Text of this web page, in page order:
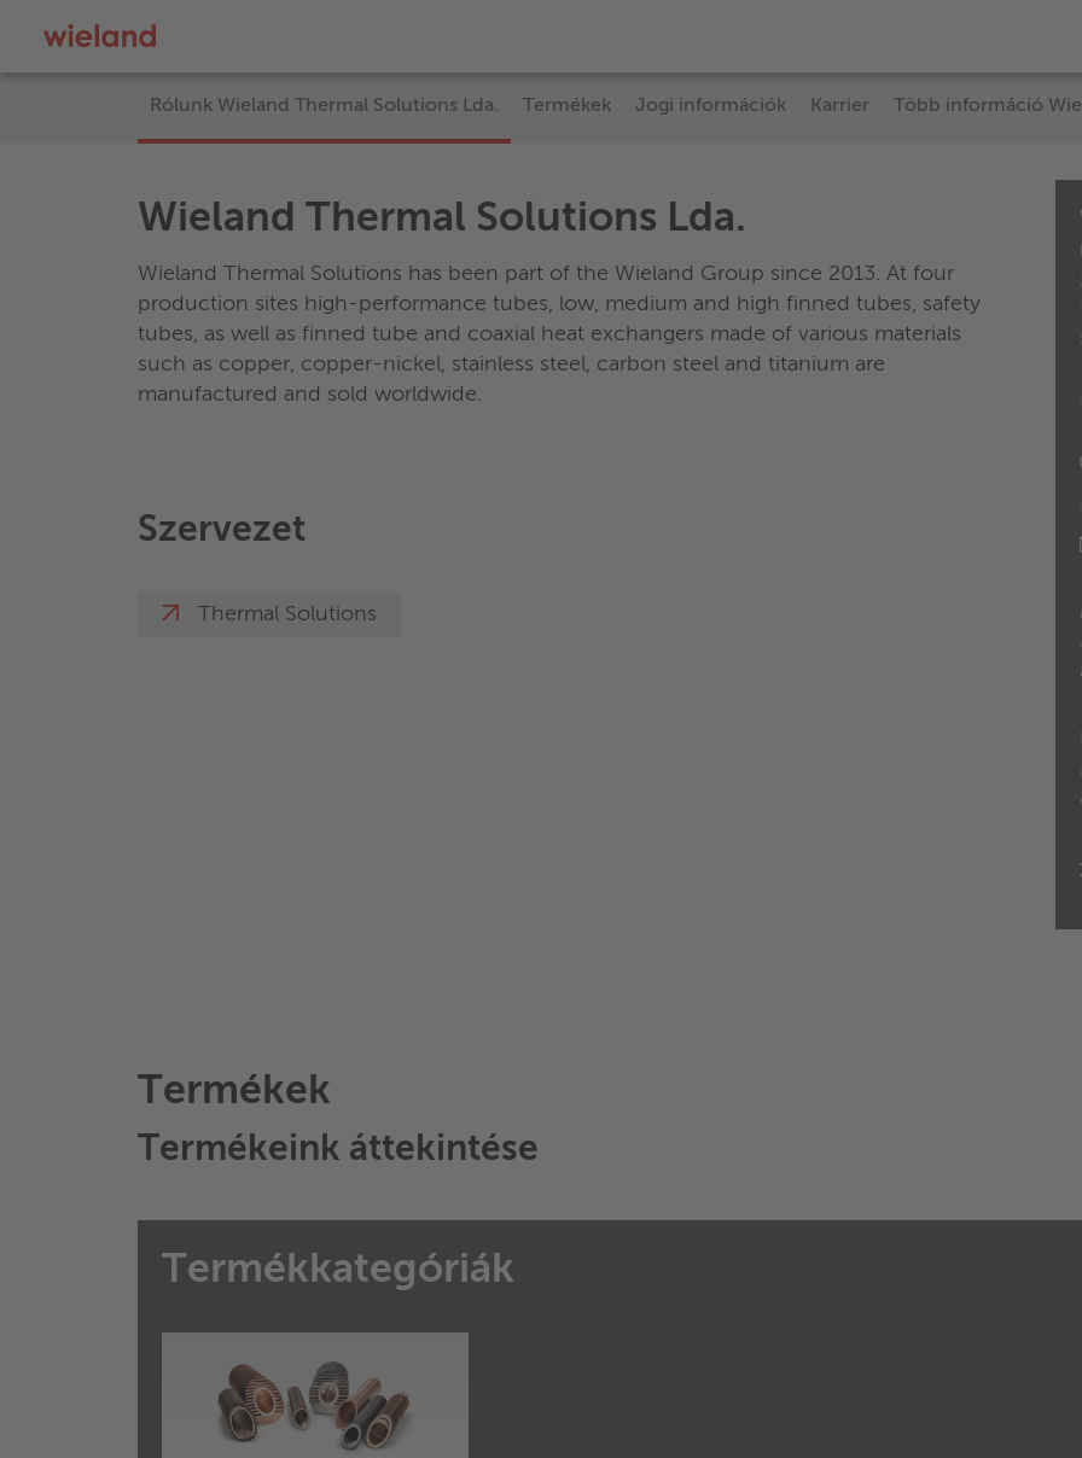
Rólunk Wieland Thermal Solutions Lda. Termékek Jogi információk Karrier Több információ
Wieland Thermal Solutions Lda.
Wieland Thermal Solutions has been part of the Wieland Group since 2013. At four
production sites high-performance tubes, low, medium and high finned tubes, safety
tubes, as well as finned tube and coaxial heat exchangers made of various materials
such as copper, copper-nickel, stainless steel, carbon steel and titanium are
manufactured and sold worldwide.
Szervezet
Thermal Solutions
Termékek
Termékeink áttekintése
Termékkategóriák